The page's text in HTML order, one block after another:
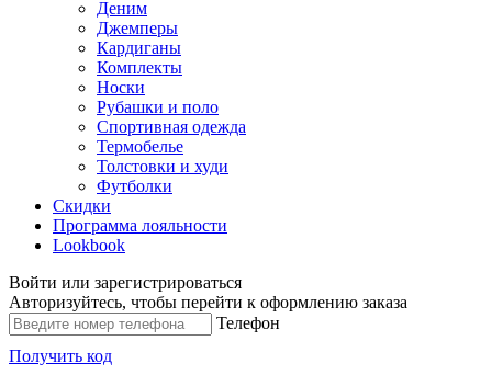
Деним
Джемперы
Кардиганы
Комплекты
Носки
Рубашки и поло
Спортивная одежда
Термобелье
Толстовки и худи
Футболки
Скидки
Программа лояльности
Lookbook
Войти или зарегистрироваться
Авторизуйтесь, чтобы перейти к оформлению заказа
Телефон
Получить код